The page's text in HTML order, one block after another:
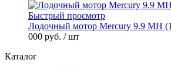
Быстрый просмотр
Лодочный мотор Mercury 9.9 MH
000 руб. / шт
Каталог